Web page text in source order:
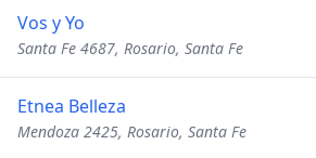
Vos y Yo
Santa Fe 4687, Rosario, Santa Fe
Etnea Belleza
Mendoza 2425, Rosario, Santa Fe